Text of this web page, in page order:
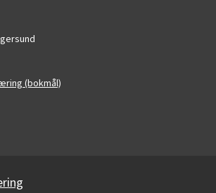
(bokmål)